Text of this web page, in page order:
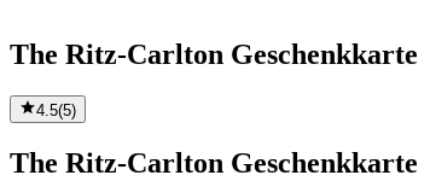
The Ritz-Carlton Geschenkkarte
4.5(5)
The Ritz-Carlton Geschenkkarte